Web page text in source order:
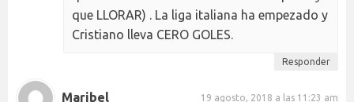
que LLORAR) . La liga italiana ha empezado y
Cristiano lleva CERO GOLES.
Responder
Maribel 19 agosto, 2018 a las 11:23 am